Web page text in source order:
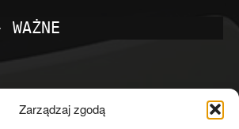
Zarządzaj zgodą